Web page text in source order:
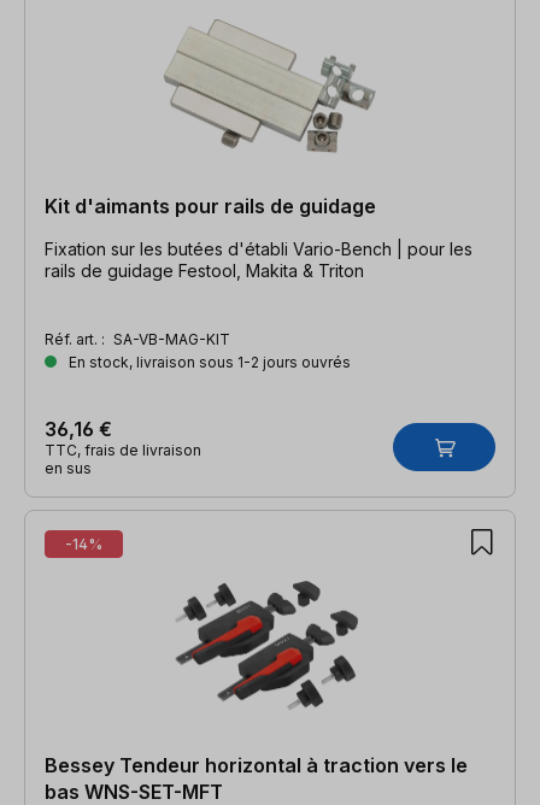
Kit d'aimants pour rails de guidage
Fixation sur les butées d'établi Vario-Bench | pour les
rails de guidage Festool, Makita & Triton
Réf. art. : SA-VB-MAG-KIT
En stock, livraison sous 1-2 jours ouvrés
36,16 €
TTC, frais de livraison
en sus
-14%
Bessey Tendeur horizontal à traction vers le
bas WNS-SET-MFT